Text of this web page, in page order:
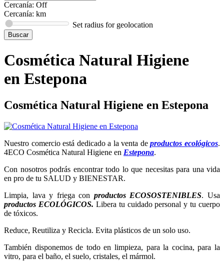
Cercanía: Off
Cercanía: km
Set radius for geolocation
Cosmética Natural Higiene
en Estepona
Cosmética Natural Higiene en Estepona
Nuestro comercio está dedicado a la venta deproductos ecológicos.
4ECO Cosmética Natural Higiene en Estepona.
Con nosotros podrás encontrar todo lo que necesitas para una vida
en pro de tu SALUD y BIENESTAR.
Limpia, lava y friega con productos ECOSOSTENIBLES. Usa
productos ECOLÓGICOS. Libera tu cuidado personal y tu cuerpo
de tóxicos.
Reduce, Reutiliza y Recicla. Evita plásticos de un solo uso.
También disponemos de todo en limpieza, para la cocina, para la
vitro, para el baño, el suelo, cristales, el mármol.